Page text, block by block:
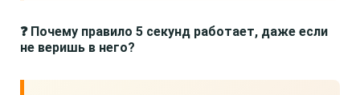
❓ Почему правило 5 секунд работает, даже если
не веришь в него?